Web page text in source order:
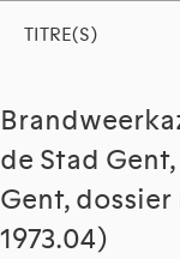
TITRE(S)
de Stad
Gent, dossier
1973.04)